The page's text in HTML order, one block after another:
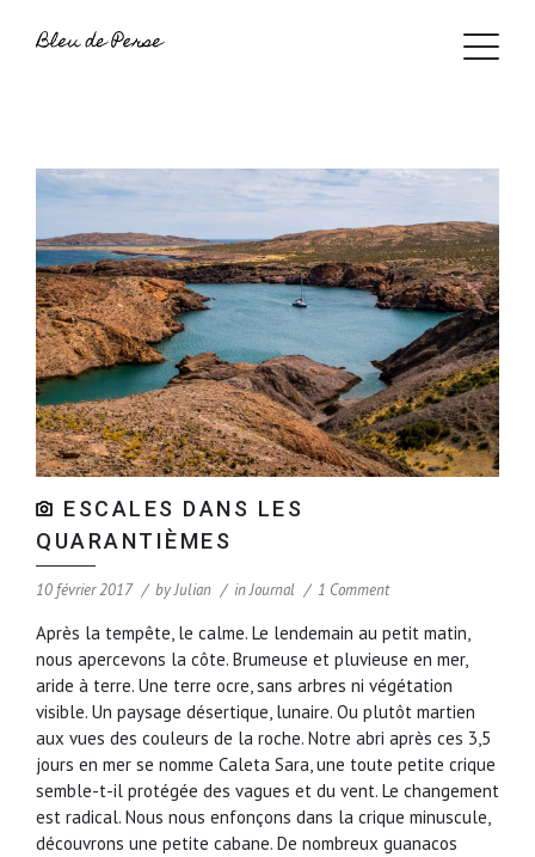
ESCALES DANS LES
QUARANTIÈMES
10 février 2017 byJulian inJournal 1 Comment
Après la tempête, le calme. Le lendemain au petit matin,
nous apercevons la côte. Brumeuse et pluvieuse en mer,
aride à terre. Une terre ocre, sans arbres ni végétation
visible. Un paysage désertique, lunaire. Ou plutôt martien
aux vues des couleurs de la roche. Notre abri après ces 3,5
jours en mer se nomme Caleta Sara, une toute petite crique
semble-t-il protégée des vagues et du vent. Le changement
est radical. Nous nous enfonçons dans la crique minuscule,
découvrons une petite cabane. De nombreux guanacos